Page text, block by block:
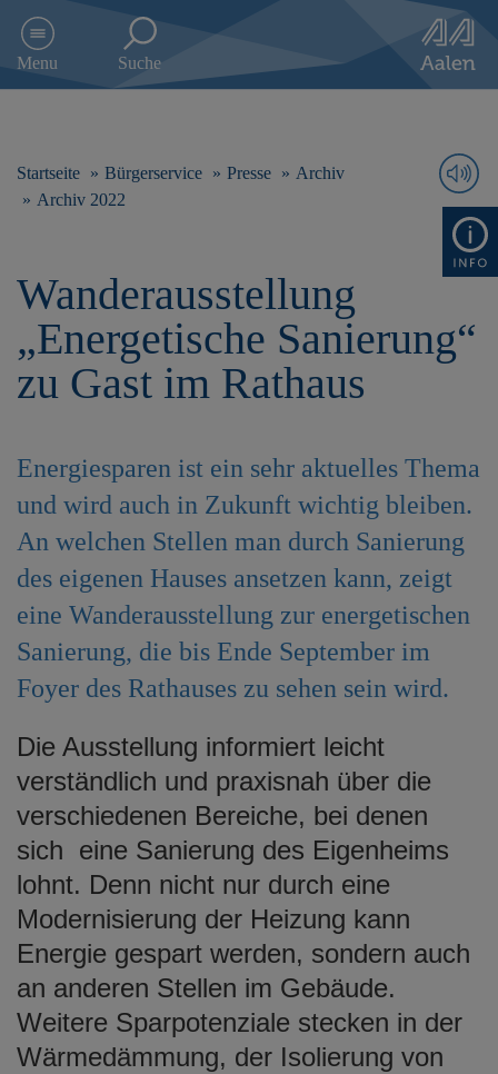
e
h
Menu Suche
Startseite Bürgerservice Presse
Archiv
Archiv 2022
Wanderausstellung
„Energetische Sanierung“
zu Gast im Rathaus
Energiesparen ist ein sehr aktuelles Thema
und wird auch in Zukunft wichtig bleiben.
An welchen Stellen man durch Sanierung
des eigenen Hauses ansetzen kann, zeigt
eine Wanderausstellung zur energetischen
Sanierung, die bis Ende September im
Foyer des Rathauses zu sehen sein wird.
Die Ausstellung informiert leicht
verständlich und praxisnah über die
verschiedenen Bereiche, bei denen
sich eine Sanierung des Eigenheims
lohnt. Denn nicht nur durch eine
Modernisierung der Heizung kann
Energie gespart werden, sondern auch
an anderen Stellen im Gebäude.
Weitere Sparpotenziale stecken in der
Wärmedämmung, der Isolierung von